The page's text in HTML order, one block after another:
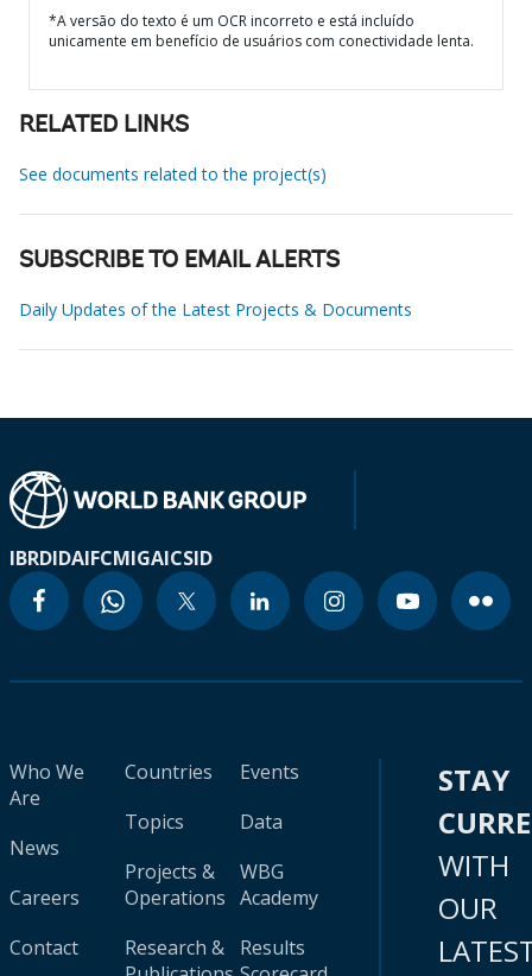
*A versão do texto é um OCR incorreto e está incluído
unicamente em benefício de usuários com conectividade lenta.
RELATED LINKS
See documents related to the project(s)
SUBSCRIBE TO EMAIL ALERTS
Daily Updates of the Latest Projects & Documents
IBRDIDAIFCMIGAICSID
Who We
Are
News
Careers
Contact
Countries
Topics
Projects &
Operations
Research &
Events
Data
WBG
Academy
Results
STAY
WITH
OUR